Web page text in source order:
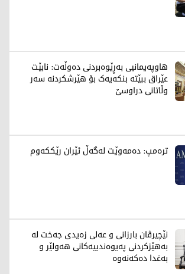
هاوپەیمانیی بەڕێوەبردنی دەوڵەت: نابێت
عێراق ببێتە بنکەیەک بۆ هێرشکردنە سەر
وڵاتانی دراوسێ
ترەمپ: دەمەوێت لەگەڵ ئێران رێککەوم
نێچیرڤان بارزانی و عەلی زەیدی جەخت لە
بەهێزکردنی پەیوەندییەکانی هەولێر و
بەغدا دەکەنەوە